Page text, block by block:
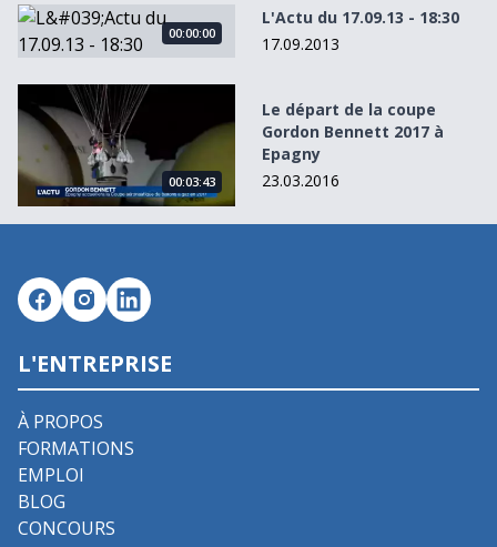
L&#039;Actu du 17.09.13 - 18:30
00:00:00
L'Actu du 17.09.13 - 18:30
17.09.2013
Le départ de la coupe Gordon Bennett 2017 à Epagny
00:03:43
Le départ de la coupe
Gordon Bennett 2017 à
Epagny
23.03.2016
L'ENTREPRISE
À PROPOS
FORMATIONS
EMPLOI
BLOG
CONCOURS